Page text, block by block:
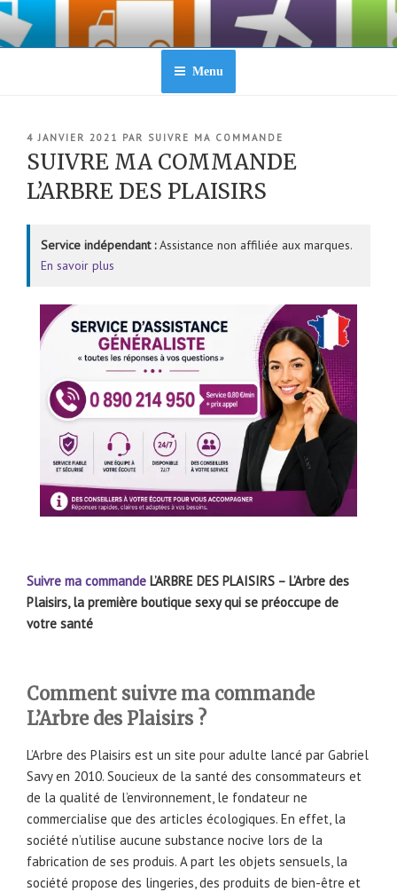
Aller
contenu
Menu
PUBLIÉ
LE
4 JANVIER 2021 PAR SUIVRE MA COMMANDE
SUIVRE MA COMMANDE
L’ARBRE DES PLAISIRS
Service indépendant :Assistance non affiliée aux marques.
En savoir plus
Suivre ma commande L’ARBRE DES PLAISIRS – L’Arbre des
Plaisirs, la première boutique sexy qui se préoccupe de
votre santé
Comment suivre ma commande
L’Arbre des Plaisirs ?
L’Arbre des Plaisirs est un site pour adulte lancé par Gabriel
Savy en 2010. Soucieux de la santé des consommateurs et
de la qualité de l’environnement, le fondateur ne
commercialise que des articles écologiques. En effet, la
société n’utilise aucune substance nocive lors de la
fabrication de ses produis. A part les objets sensuels, la
société propose des lingeries, des produits de bien-être et